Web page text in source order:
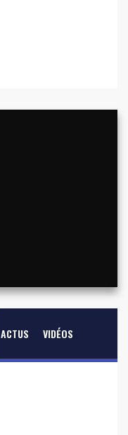
ACTUS VIDÉOS